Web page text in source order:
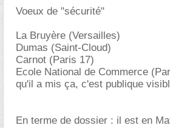
Voeux de "sécurité"
La Bruyère (Versailles)
Dumas (Saint-Cloud)
Carnot (Paris 17)
Ecole National de Commerce
qu'il a mis ça, c'est publique
En terme de dossier : il est en